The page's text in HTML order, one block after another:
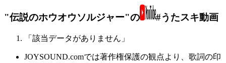
"伝説のホウオウソルジャー"の #うたスキ動画
「該当データがありません」
JOYSOUND.comでは著作権保護の観点より、歌詞の印